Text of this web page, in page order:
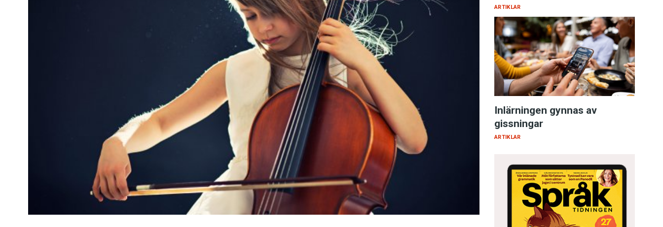
Anmäl till språkpolisen
Föreslå nyord
Annonsera
Läs Språktidningen digitalt
ARTIKLAR
Inlärningen gynnas av
gissningar
ARTIKLAR